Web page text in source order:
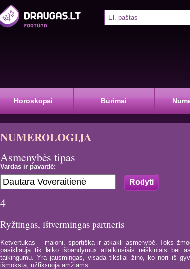
Horoskopai Būrimai
NUMEROLOGIJA
Asmenybės tipas
Vardas ir pavardė:
4
Ryžtingas, ištvermingas partneris
Ketvertukas – maloni, sportiška ir atkakli asmenybė. Toks
pasikliauja tik laiko išbandymus atlaikiusiais reiškiniais bei
taikingumu. Yra jausmingas, visada tiksliai žino, ko nori iš
išmoksta, užfiksuoja amžiams.